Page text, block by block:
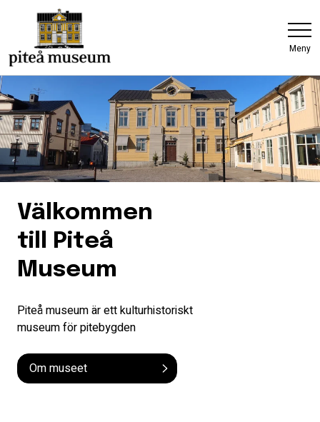
Meny
Välkommen
till Piteå
Museum
Piteå museum är ett kulturhistoriskt
museum för pitebygden
Om museet